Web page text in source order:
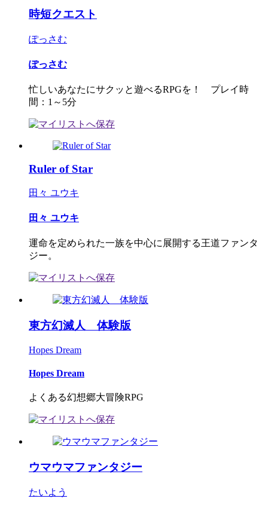
時短クエスト
ぽっさむ
ぽっさむ
忙しいあなたにサクッと遊べるRPGを！ プレイ時
間：1～5分
Ruler of Star
田々 ユウキ
田々 ユウキ
運命を定められた一族を中心に展開する王道ファンタ
ジー。
東方幻滅人 体験版
Hopes Dream
Hopes Dream
よくある幻想郷大冒険RPG
ウマウマファンタジー
たいよう